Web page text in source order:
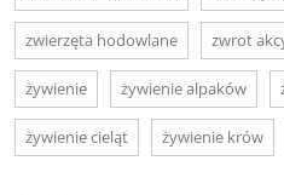
zwierzęta hodowlane zwrot
żywienie żywienie alpaków
żywienie cieląt żywienie krów